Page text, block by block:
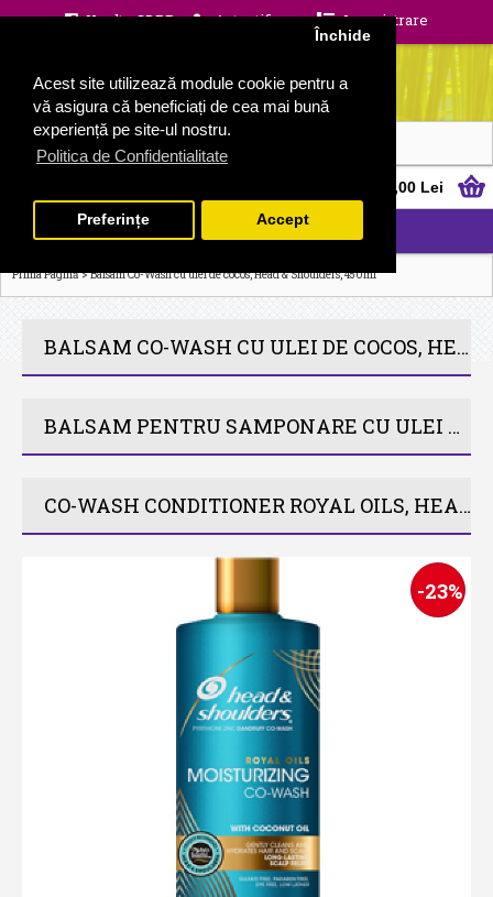
Acest site utilizează module cookie pentru a
vă asigura că beneficiați de cea mai bună
experiență pe site-ul nostru.
Politica de Confidentialitate
Închide
Preferințe Accept
Unelte GDPR Autentificare Inregistrare
0 produs(e) - 0,00 Lei
CATEGORII
Prima Pagină>Balsam Co-Wash cu ulei de cocos, Head & Shoulders, 450ml
BALSAM CO-WASH CU ULEI DE COCOS, HEAD & SHOULDERS, 450ML
BALSAM PENTRU SAMPONARE CU ULEI DE COCOS, HEAD & SHOULDERS, 450ML
CO-WASH CONDITIONER ROYAL OILS, HEAD 7 SHOULDERS, 450ML
-23%